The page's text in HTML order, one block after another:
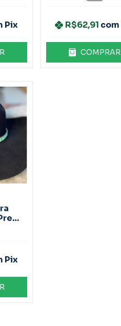
Pix R$62,91 com
COMPRAR
Pix